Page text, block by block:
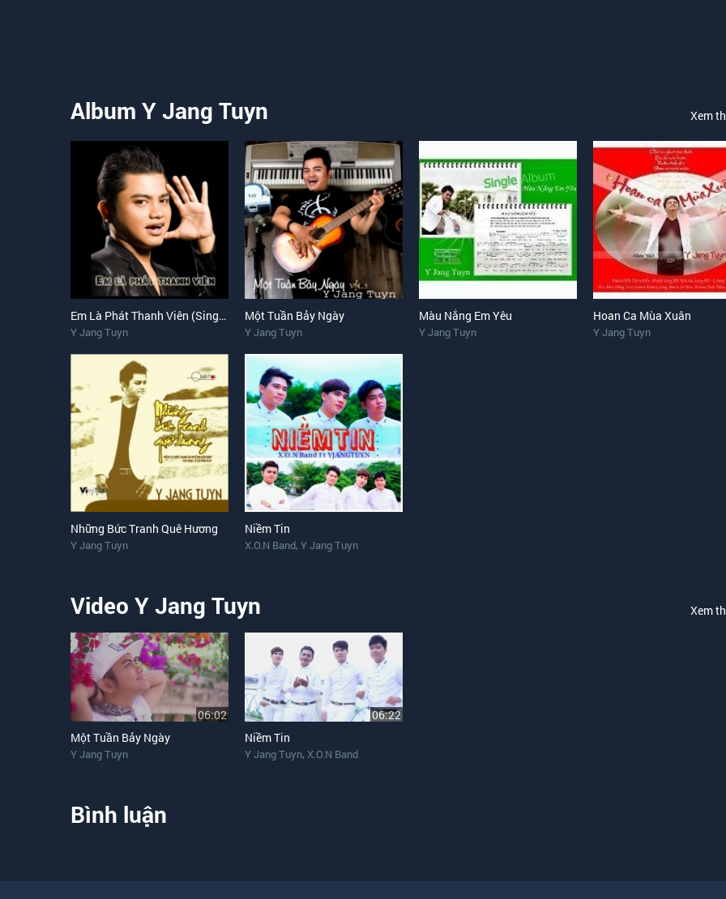
Album Y Jang Tuyn Xem
Em Là Phát Thanh Viên (Single)
Y Jang Tuyn
Một Tuần Bảy Ngày
Y Jang Tuyn
Màu Nắng Em Yêu
Y Jang Tuyn
Hoan Ca Mùa Xuân
Y Jang Tuyn
Những Bức Tranh Quê Hương
Y Jang Tuyn
Niềm Tin
X.O.N Band, Y Jang Tuyn
Video Y Jang Tuyn Xem
06:02
Một Tuần Bảy Ngày
Y Jang Tuyn
06:22
Niềm Tin
Y Jang Tuyn, X.O.N Band
Bình luận